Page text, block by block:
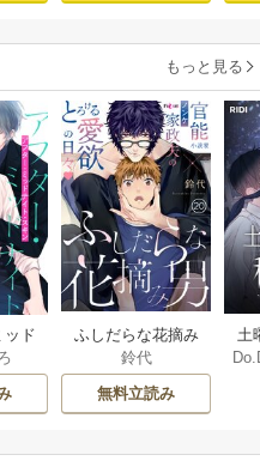
もっと見る
ッド
ン
巻
ふしだらな花摘み
男 20巻
鈴代
無料立読み
土
上